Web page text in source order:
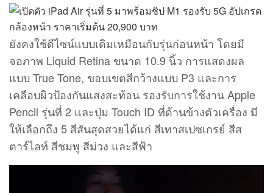
ยังคงใช้ดีไซน์แบบเดิมเหมือนกับรุ่นก่อนหน้า โดยมี
จอภาพ Liquid Retina ขนาด 10.9 นิ้ว การแสดงผล
แบบ True Tone, ขอบเขตสีกว้างแบบ P3 และการ
เคลือบผิวป้องกันแสงสะท้อน รองรับการใช้งาน Apple
Pencil รุ่นที่ 2 และปุ่ม Touch ID ที่ด้านข้างตัวเครื่อง มี
ให้เลือกถึง 5 สีสันสุดสวยได้แก่ สีเทาสเปซเกรย์ สีส
ตาร์ไลท์ สีชมพู สีม่วง และสีฟ้า